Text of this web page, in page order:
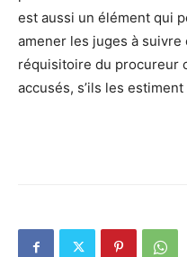
est aussi un élément qui
amener les juges à
réquisitoire du procureur
accusés, s’ils les